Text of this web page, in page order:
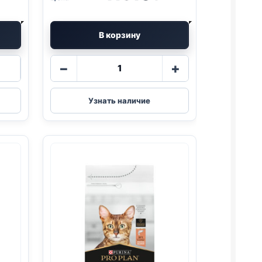
В корзину
−
товара
Pro
Plan
сух.
(RENAL)
+
Узнать наличие